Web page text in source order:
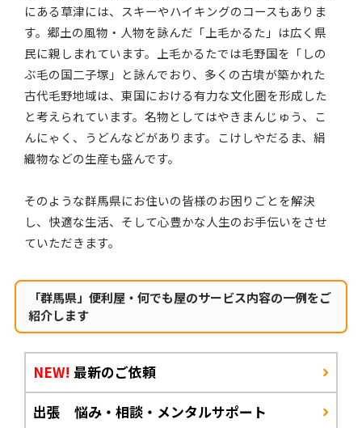
にある草津には、スキーやハイキングのコースもありま
す。郷土の風物・人物を詠んだ「上毛かるた」は広く県
民に親しまれています。上毛かるたでは毛野国を「しの
ぶ毛の国二子塚」と詠んでおり、多くの古墳が築かれた
古代毛野地域は、東国における有力な文化圏を形成した
と考えられています。名物としてはやきまんじゅう、こ
んにゃく、うどんなどがあります。こけしやだるま、絹
織物などの生産も盛んです。
そのような群馬県にお住いの皆様のお困りごとを解決
し、快適な生活、そして心豊かな人生のお手伝いをさせ
ていただきます。
「群馬県」便利屋・何でも屋のサービス内容の一例をご
紹介します
NEW! 最新のご依頼
出張 悩み・相談・メンタルサポート